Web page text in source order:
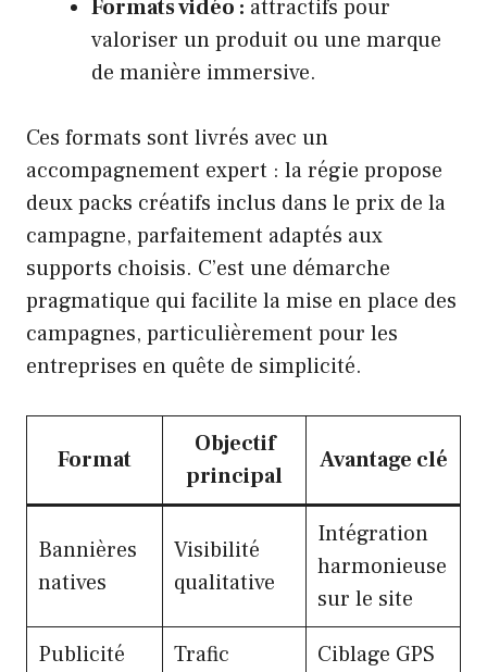
Formats vidéo : attractifs pour
valoriser un produit ou une marque
de manière immersive.
Ces formats sont livrés avec un
accompagnement expert : la régie propose
deux packs créatifs inclus dans le prix de la
campagne, parfaitement adaptés aux
supports choisis. C’est une démarche
pragmatique qui facilite la mise en place des
campagnes, particulièrement pour les
entreprises en quête de simplicité.
Format
Objectif
principal
Avantage clé
Bannières
natives
Visibilité
qualitative
Intégration
harmonieuse
sur le site
Publicité
Trafic
Ciblage GPS